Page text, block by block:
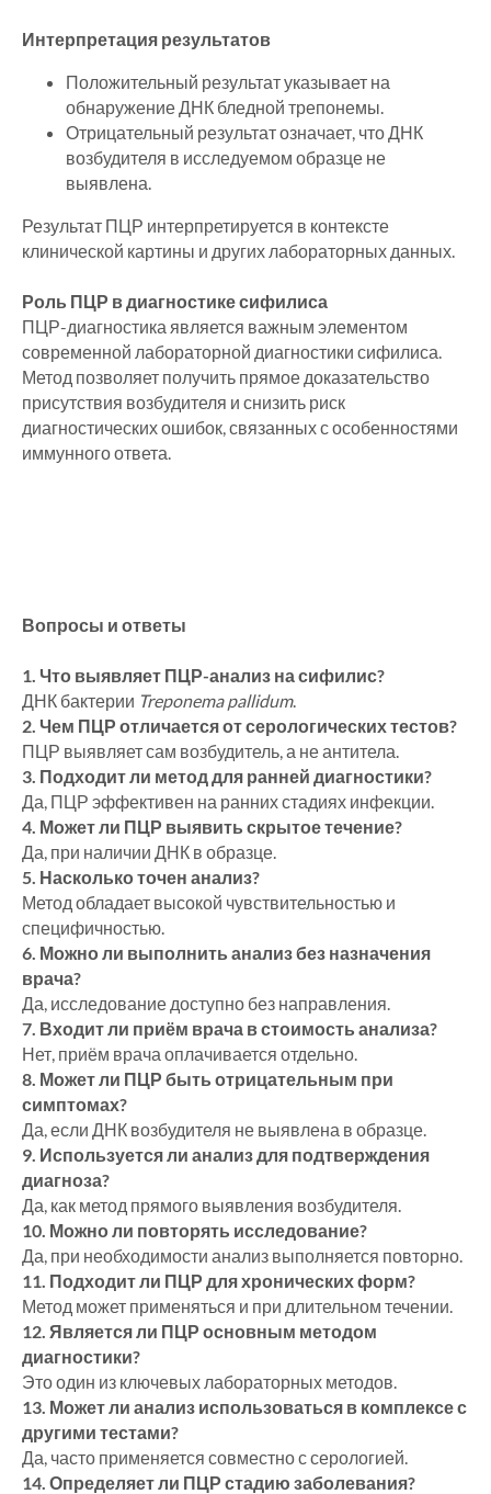
Интерпретация результатов
Положительный результат указывает на
обнаружение ДНК бледной трепонемы.
Отрицательный результат означает, что ДНК
возбудителя в исследуемом образце не
выявлена.
Результат ПЦР интерпретируется в контексте
клинической картины и других лабораторных данных.
Роль ПЦР в диагностике сифилиса
ПЦР-диагностика является важным элементом
современной лабораторной диагностики сифилиса.
Метод позволяет получить прямое доказательство
присутствия возбудителя и снизить риск
диагностических ошибок, связанных с особенностями
иммунного ответа.
Вопросы и ответы
1. Что выявляет ПЦР-анализ на сифилис?
ДНК бактерии Treponema pallidum.
2. Чем ПЦР отличается от серологических тестов?
ПЦР выявляет сам возбудитель, а не антитела.
3. Подходит ли метод для ранней диагностики?
Да, ПЦР эффективен на ранних стадиях инфекции.
4. Может ли ПЦР выявить скрытое течение?
Да, при наличии ДНК в образце.
5. Насколько точен анализ?
Метод обладает высокой чувствительностью и
специфичностью.
6. Можно ли выполнить анализ без назначения
врача?
Да, исследование доступно без направления.
7. Входит ли приём врача в стоимость анализа?
Нет, приём врача оплачивается отдельно.
8. Может ли ПЦР быть отрицательным при
симптомах?
Да, если ДНК возбудителя не выявлена в образце.
9. Используется ли анализ для подтверждения
диагноза?
Да, как метод прямого выявления возбудителя.
10. Можно ли повторять исследование?
Да, при необходимости анализ выполняется повторно.
11. Подходит ли ПЦР для хронических форм?
Метод может применяться и при длительном течении.
12. Является ли ПЦР основным методом
диагностики?
Это один из ключевых лабораторных методов.
13. Может ли анализ использоваться в комплексе с
другими тестами?
Да, часто применяется совместно с серологией.
14. Определяет ли ПЦР стадию заболевания?